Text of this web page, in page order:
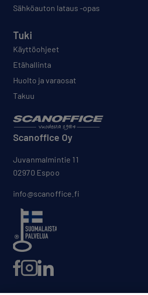
Sähköauton lataus -opas
Tuki
Käyttöohjeet
Etähallinta
Huolto ja varaosat
Takuu
Scanoffice Oy
Juvanmalmintie 11
02970 Espoo
info@scanoffice.fi